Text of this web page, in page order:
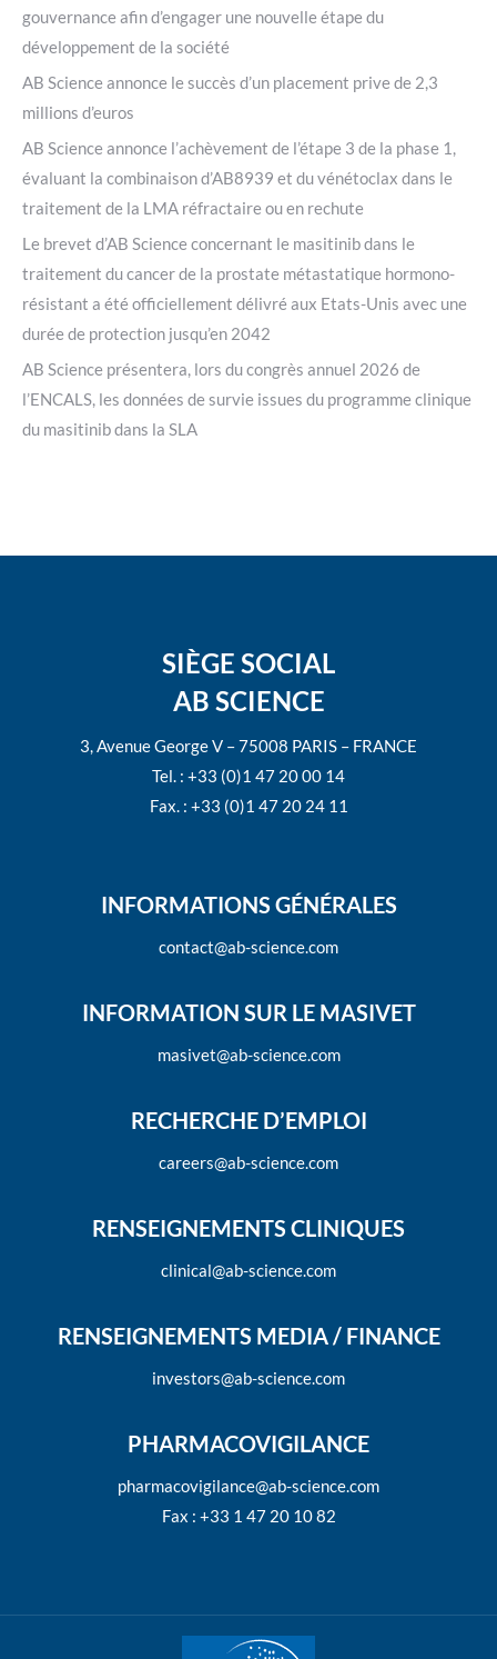
gouvernance afin d’engager une nouvelle étape du
développement de la société
AB Science annonce le succès d’un placement prive de 2,3
millions d’euros
AB Science annonce l’achèvement de l’étape 3 de la phase 1,
évaluant la combinaison d’AB8939 et du vénétoclax dans le
traitement de la LMA réfractaire ou en rechute
Le brevet d’AB Science concernant le masitinib dans le
traitement du cancer de la prostate métastatique hormono-
résistant a été officiellement délivré aux Etats-Unis avec une
durée de protection jusqu’en 2042
AB Science présentera, lors du congrès annuel 2026 de
l’ENCALS, les données de survie issues du programme clinique
du masitinib dans la SLA
SIÈGE SOCIAL
AB SCIENCE
3, Avenue George V – 75008 PARIS – FRANCE
Tel. : +33 (0)1 47 20 00 14
Fax. : +33 (0)1 47 20 24 11
INFORMATIONS GÉNÉRALES
contact@ab-science.com
INFORMATION SUR LE MASIVET
masivet@ab-science.com
RECHERCHE D’EMPLOI
careers@ab-science.com
RENSEIGNEMENTS CLINIQUES
clinical@ab-science.com
RENSEIGNEMENTS MEDIA / FINANCE
investors@ab-science.com
PHARMACOVIGILANCE
pharmacovigilance@ab-science.com
Fax : +33 1 47 20 10 82